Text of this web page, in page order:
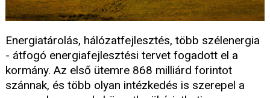
Energiatárolás, hálózatfejlesztés, több szélenergia
- átfogó energiafejlesztési tervet fogadott el a
kormány. Az első ütemre 868 milliárd forintot
szánnak, és több olyan intézkedés is szerepel a